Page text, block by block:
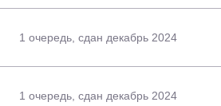
1 очередь, сдан декабрь 2024
1 очередь, сдан декабрь 2024